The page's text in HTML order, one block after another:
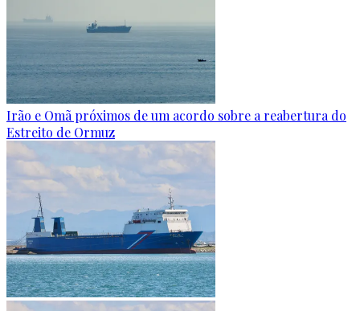
Irão e Omã próximos de um acordo sobre a reabertura do
Estreito de Ormuz